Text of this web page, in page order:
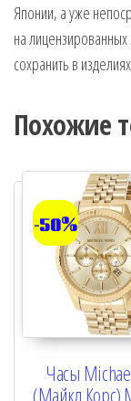
Японии, а уже
на лицензированных
сохранить в
Похожие
-50%
Часы
(Майкл Корс)